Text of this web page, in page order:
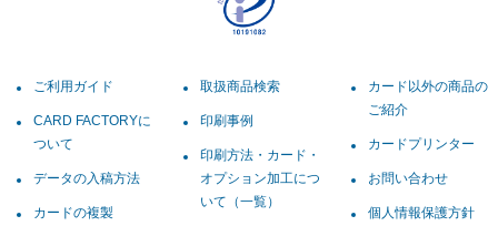
ご利用ガイド
CARD FACTORYに
ついて
データの入稿方法
カードの複製
取扱商品検索
印刷事例
印刷方法・カード・
オプション加工につ
いて（一覧）
カード以外の商品の
ご紹介
カードプリンター
お問い合わせ
個人情報保護方針